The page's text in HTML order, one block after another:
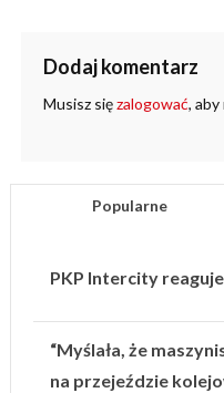
Dodaj komentarz
Musisz sięzalogować,
Popularne
PKP Intercity
“Myślała, że
na przejeździe